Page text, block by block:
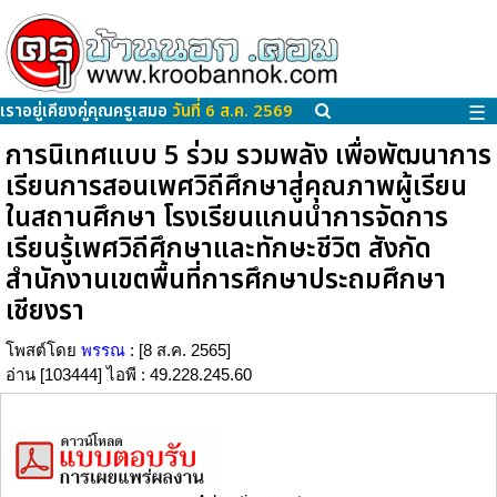
เราอยู่เคียงคู่คุณครูเสมอ วันที่ 6 ส.ค. 2569 ☰
การนิเทศแบบ 5 ร่วม รวมพลัง เพื่อพัฒนาการ
เรียนการสอนเพศวิถีศึกษาสู่คุณภาพผู้เรียน
ในสถานศึกษา โรงเรียนแกนนำการจัดการ
เรียนรู้เพศวิถีศึกษาและทักษะชีวิต สังกัด
สำนักงานเขตพื้นที่การศึกษาประถมศึกษา
เชียงรา
โพสต์โดย พรรณ : [8 ส.ค. 2565]
อ่าน [103444] ไอพี : 49.228.245.60